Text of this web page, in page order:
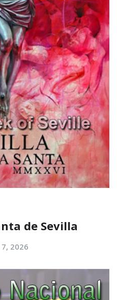
de Sevilla
2026